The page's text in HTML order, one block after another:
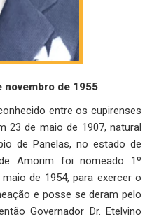
novembro de 1955
entre os cupirenses
23 de maio de 1907, natural
de Panelas, no estado de
Amorim foi nomeado 1º
de 1954, para exercer o
e posse se deram pelo
Governador Dr. Etelvino